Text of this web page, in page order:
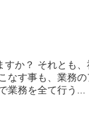
か？ それとも
なす事も、業務
業務を全て行う...